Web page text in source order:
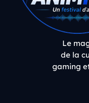
Le
de la
gaming